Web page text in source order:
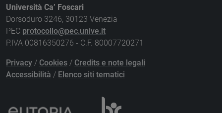
Università Ca’ Foscari
Dorsoduro 3246, 30123 Venezia
PEC protocollo@pec.unive.it
P.IVA 00816350276 - C.F. 80007720271
Privacy / Cookies / Credits e note legali
Accessibilità / Elenco siti tematici